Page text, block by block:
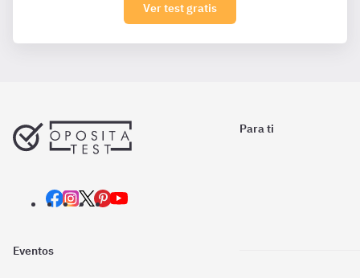
Ver test gratis
Para ti
Eventos